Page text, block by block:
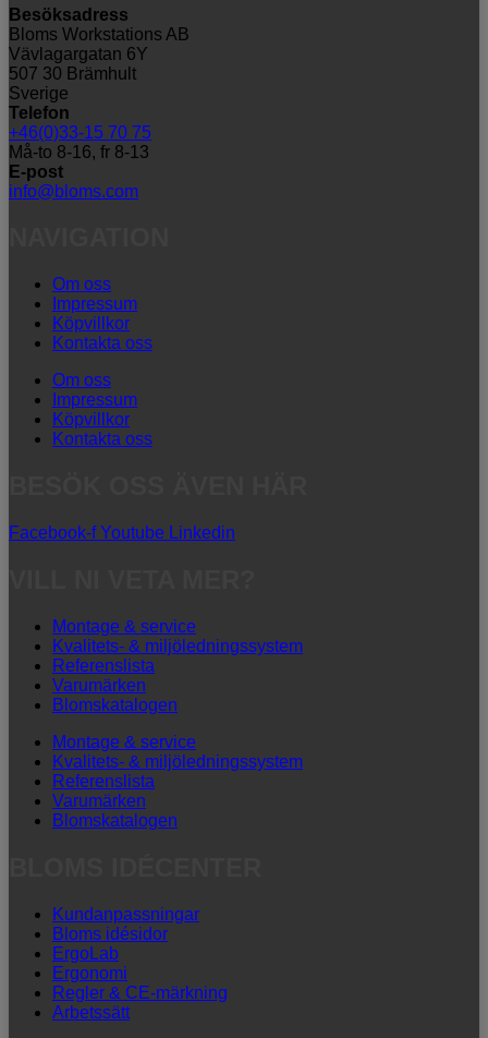
Besöksadress
Bloms Workstations AB
Vävlagargatan 6Y
507 30 Brämhult
Sverige
Telefon
+46(0)33-15 70 75
Må-to 8-16, fr 8-13
E-post
info@bloms.com
Om oss
Impressum
Köpvillkor
Kontakta oss
Om oss
Impressum
Köpvillkor
Kontakta oss
Facebook-f Youtube Linkedin
Montage & service
Kvalitets- & miljöledningssystem
Referenslista
Varumärken
Blomskatalogen
Montage & service
Kvalitets- & miljöledningssystem
Referenslista
Varumärken
Blomskatalogen
Kundanpassningar
Bloms idésidor
ErgoLab
Ergonomi
Regler & CE-märkning
Arbetssätt